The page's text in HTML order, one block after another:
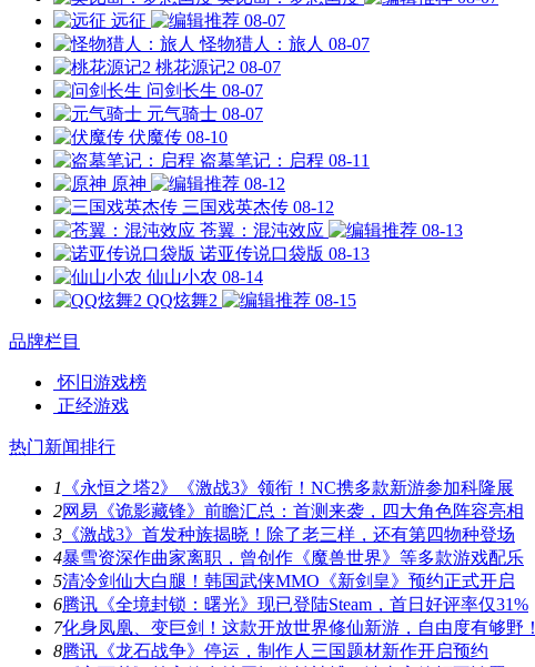
远征
08-07
怪物猎人：旅人 08-07
桃花源记2 08-07
问剑长生 08-07
元气骑士 08-07
伏魔传 08-10
盗墓笔记：启程 08-11
原神
08-12
三国戏英杰传 08-12
苍翼：混沌效应
08-13
诺亚传说口袋版 08-13
仙山小农 08-14
QQ炫舞2
08-15
品牌栏目
怀旧游戏榜
正经游戏
热门新闻排行
1
《永恒之塔2》《激战3》领衔！NC携多款新游参加科隆展
2网易《诡影藏锋》前瞻汇总：首测来袭，四大角色阵容亮相
3 《激战3》首发种族揭晓！除了老三样，还有第四物种登场
4暴雪资深作曲家离职，曾创作《魔兽世界》等多款游戏配乐
5清冷剑仙大白腿！韩国武侠MMO《新剑皇》预约正式开启
6腾讯《全境封锁：曙光》现已登陆Steam，首日好评率仅31%
7化身凤凰、变巨剑！这款开放世界修仙新游，自由度有够野！
8腾讯《龙石战争》停运，制作人三国题材新作开启预约